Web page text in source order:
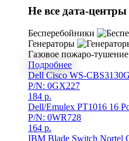
Не все дата-
Бесперебойники
Генераторы
Газовое пожаро-тушение
Подробнее
Dell Cisco WS-
P/N: 0GX227
184 р.
Dell/Emulex PT1016 16
P/N: 0WR728
164 р.
IBM Blade Switch Nortel